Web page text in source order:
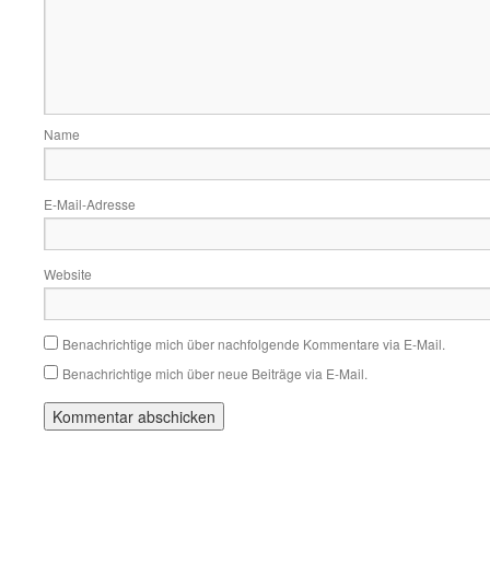
Name
E-Mail-Adresse
Website
Benachrichtige mich über nachfolgende Kommentare via E-Mail.
Benachrichtige mich über neue Beiträge via E-Mail.